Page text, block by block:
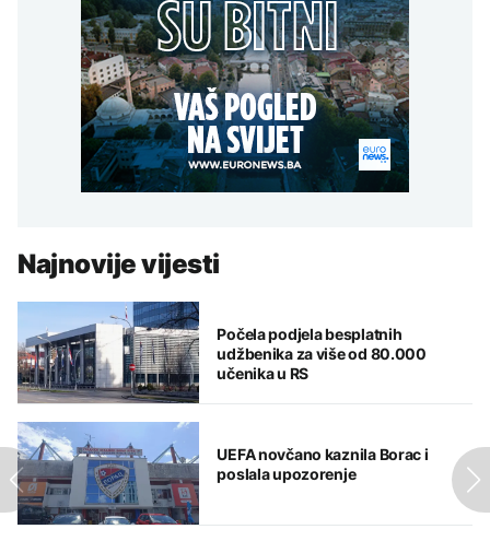
Najnovije vijesti
Počela podjela besplatnih
udžbenika za više od 80.000
učenika u RS
UEFA novčano kaznila Borac i
poslala upozorenje